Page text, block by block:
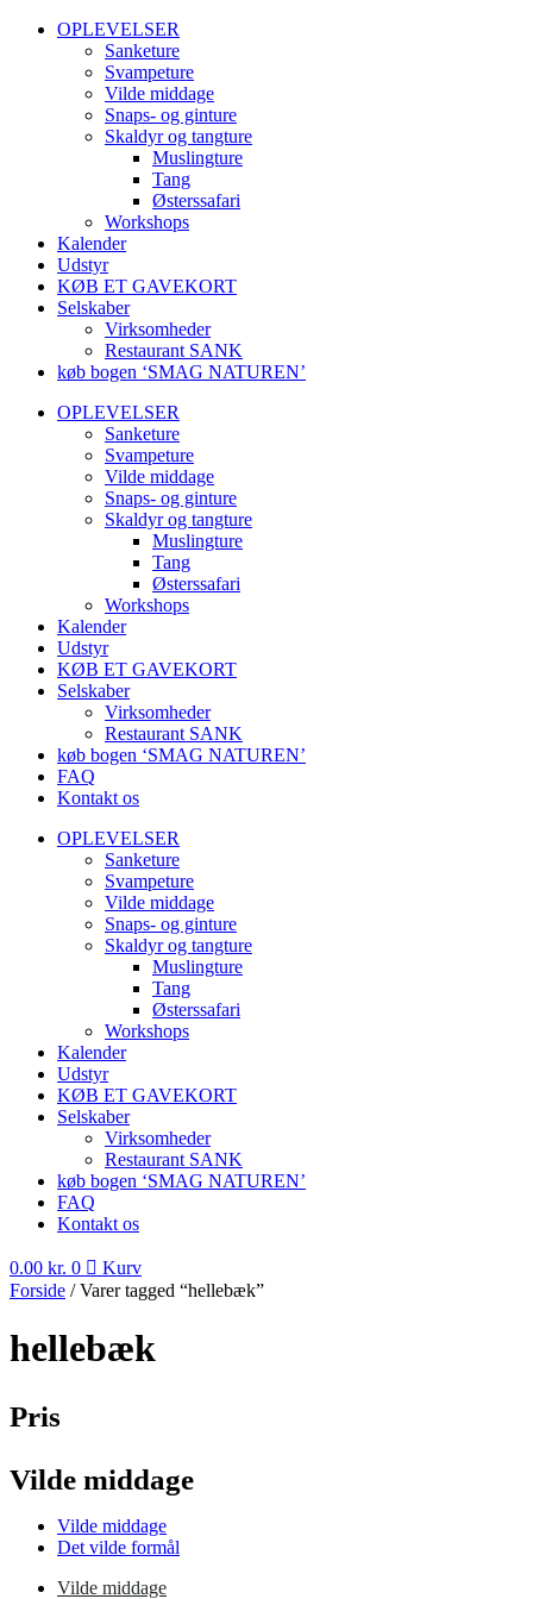
OPLEVELSER
Sanketure
Svampeture
Vilde middage
Snaps- og ginture
Skaldyr og tangture
Muslingture
Tang
Østerssafari
Workshops
Kalender
Udstyr
KØB ET GAVEKORT
Selskaber
Virksomheder
Restaurant SANK
køb bogen ‘SMAG NATUREN’
OPLEVELSER
Sanketure
Svampeture
Vilde middage
Snaps- og ginture
Skaldyr og tangture
Muslingture
Tang
Østerssafari
Workshops
Kalender
Udstyr
KØB ET GAVEKORT
Selskaber
Virksomheder
Restaurant SANK
køb bogen ‘SMAG NATUREN’
FAQ
Kontakt os
OPLEVELSER
Sanketure
Svampeture
Vilde middage
Snaps- og ginture
Skaldyr og tangture
Muslingture
Tang
Østerssafari
Workshops
Kalender
Udstyr
KØB ET GAVEKORT
Selskaber
Virksomheder
Restaurant SANK
køb bogen ‘SMAG NATUREN’
FAQ
Kontakt os
0.00 kr. 0
Kurv
Forside / Varer tagged “hellebæk”
hellebæk
Pris
Vilde middage
Vilde middage
Det vilde formål
Vilde middage